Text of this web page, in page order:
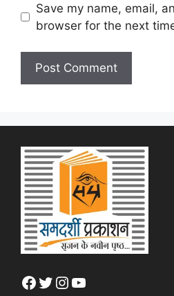
Save my name, email,
browser for the next
Facebook
Twitter
Instagram
YouTube